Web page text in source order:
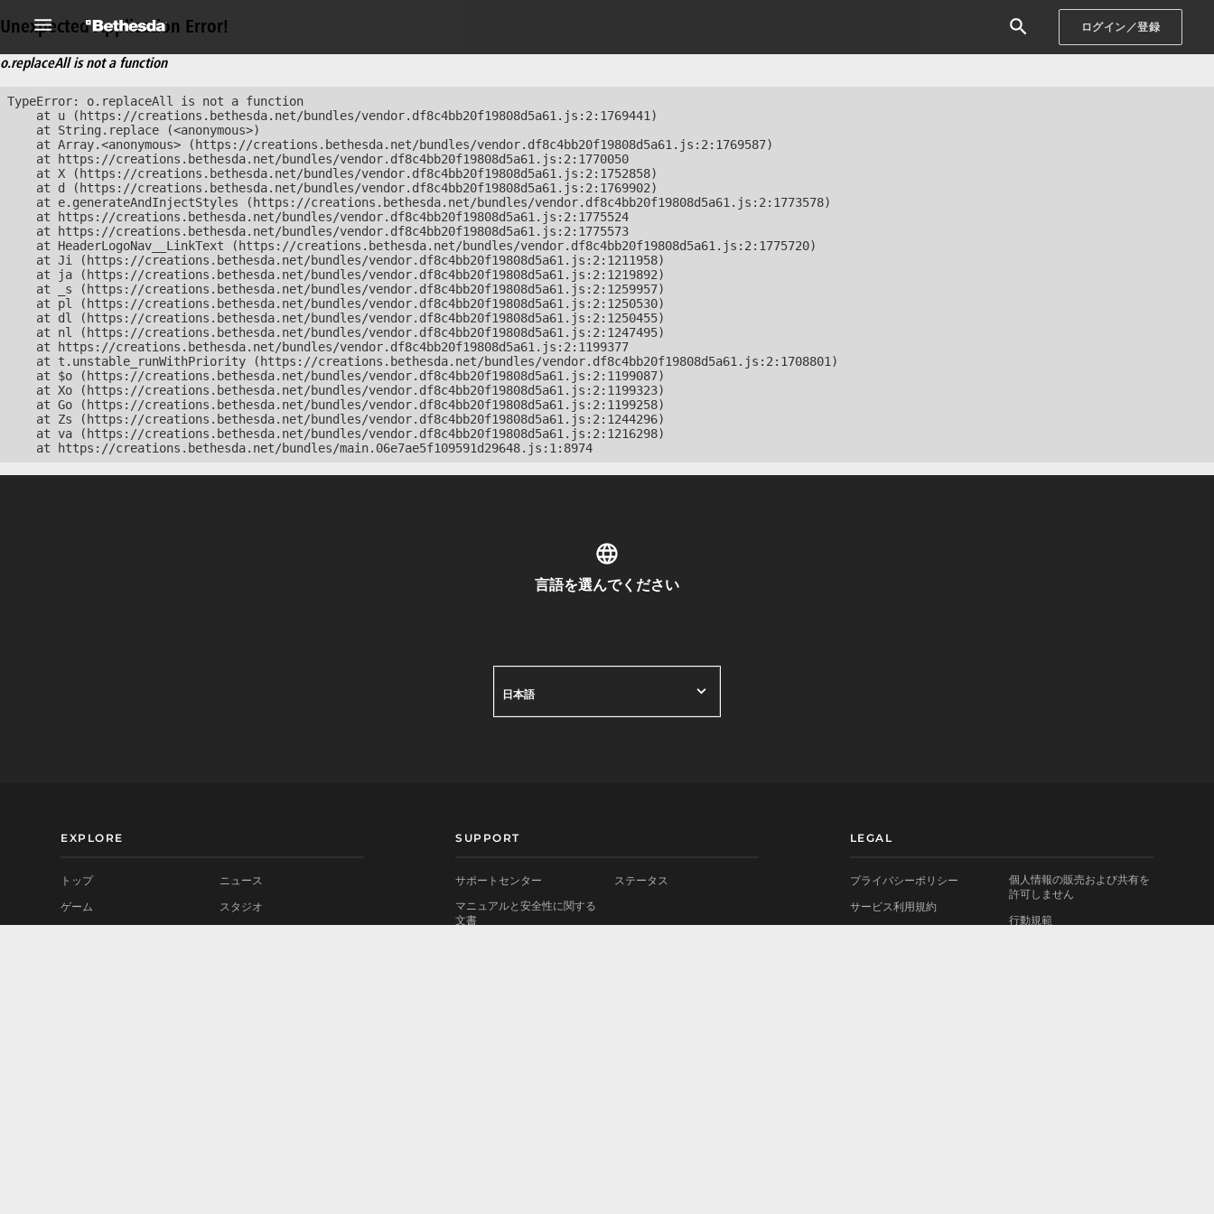
ログイン／登録
Unexpected Application Error!
o.replaceAll is not a function
TypeError: o.replaceAll is not a function
    at u (https://creations.bethesda.net/bundles/vendor.df8c4bb20f19808d5a61.js:2:1769441)
    at String.replace (<anonymous>)
    at Array.<anonymous> (https://creations.bethesda.net/bundles/vendor.df8c4bb20f19808d5a61.js:2:1769587)
    at https://creations.bethesda.net/bundles/vendor.df8c4bb20f19808d5a61.js:2:1770050
    at X (https://creations.bethesda.net/bundles/vendor.df8c4bb20f19808d5a61.js:2:1752858)
    at d (https://creations.bethesda.net/bundles/vendor.df8c4bb20f19808d5a61.js:2:1769902)
    at e.generateAndInjectStyles (https://creations.bethesda.net/bundles/vendor.df8c4bb20f19808d5a61.js:2:1773578)
    at https://creations.bethesda.net/bundles/vendor.df8c4bb20f19808d5a61.js:2:1775524
    at https://creations.bethesda.net/bundles/vendor.df8c4bb20f19808d5a61.js:2:1775573
    at HeaderLogoNav__LinkText (https://creations.bethesda.net/bundles/vendor.df8c4bb20f19808d5a61.js:2:1775720)
    at Ji (https://creations.bethesda.net/bundles/vendor.df8c4bb20f19808d5a61.js:2:1211958)
    at ja (https://creations.bethesda.net/bundles/vendor.df8c4bb20f19808d5a61.js:2:1219892)
    at _s (https://creations.bethesda.net/bundles/vendor.df8c4bb20f19808d5a61.js:2:1259957)
    at pl (https://creations.bethesda.net/bundles/vendor.df8c4bb20f19808d5a61.js:2:1250530)
    at dl (https://creations.bethesda.net/bundles/vendor.df8c4bb20f19808d5a61.js:2:1250455)
    at nl (https://creations.bethesda.net/bundles/vendor.df8c4bb20f19808d5a61.js:2:1247495)
    at https://creations.bethesda.net/bundles/vendor.df8c4bb20f19808d5a61.js:2:1199377
    at t.unstable_runWithPriority (https://creations.bethesda.net/bundles/vendor.df8c4bb20f19808d5a61.js:2:1708801)
    at $o (https://creations.bethesda.net/bundles/vendor.df8c4bb20f19808d5a61.js:2:1199087)
    at Xo (https://creations.bethesda.net/bundles/vendor.df8c4bb20f19808d5a61.js:2:1199323)
    at Go (https://creations.bethesda.net/bundles/vendor.df8c4bb20f19808d5a61.js:2:1199258)
    at Zs (https://creations.bethesda.net/bundles/vendor.df8c4bb20f19808d5a61.js:2:1244296)
    at va (https://creations.bethesda.net/bundles/vendor.df8c4bb20f19808d5a61.js:2:1216298)
    at https://creations.bethesda.net/bundles/main.06e7ae5f109591d29648.js:1:8974
言語を選んでください
日本語
EXPLORE
トップ
ゲーム
ニュース
スタジオ
SUPPORT
サポートセンター
マニュアルと安全性に関する
文書
ステータス
LEGAL
プライバシーポリシー
サービス利用規約
個人情報の販売および共有を
許可しません
行動規範